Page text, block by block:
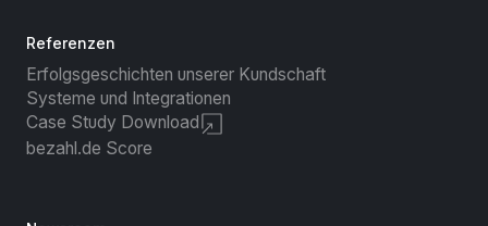
Referenzen
Erfolgsgeschichten unserer Kundschaft
Systeme und Integrationen
Case Study Download
bezahl.de Score